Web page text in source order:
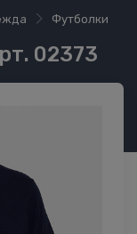
Футболки
02373